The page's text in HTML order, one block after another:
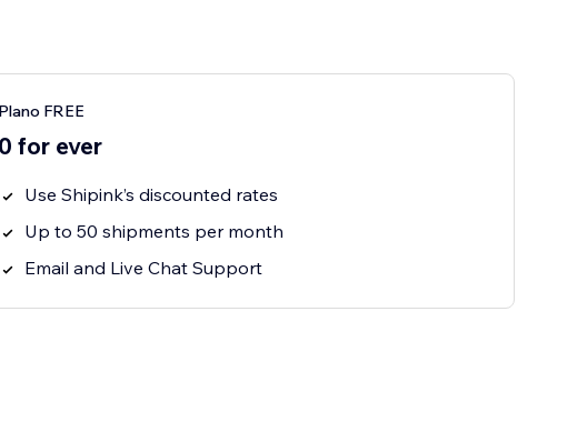
Plano FREE
0 for ever
Use Shipink’s discounted rates
Up to 50 shipments per month
Email and Live Chat Support